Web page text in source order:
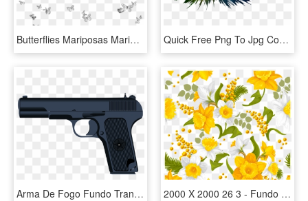
Butterflies Mariposas Mariposa Butterfly Group Grupo - Imagem Fundo De Borboletas Em Png, Transparent Png Quick Free Png To Jpg Converter For All Users How Need - Efeitos De Fundo Png, Transparent Png
Arma De Fogo Fundo Transparente, HD Png Download 2000 X 2000 26 3 - Fundo De Flores Amarelas Png, Transparent Png